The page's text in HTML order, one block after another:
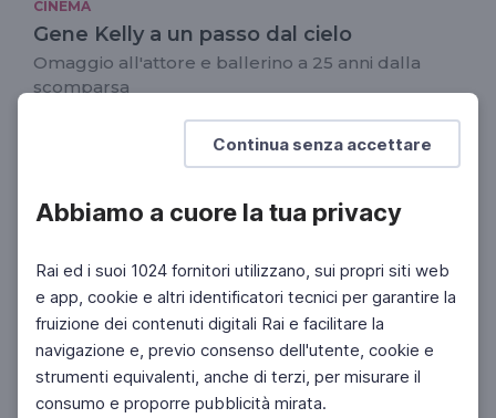
Continua senza accettare
Abbiamo a cuore la tua privacy
Rai ed i suoi 1024 fornitori utilizzano, sui propri siti web
e app, cookie e altri identificatori tecnici per garantire la
fruizione dei contenuti digitali Rai e facilitare la
navigazione e, previo consenso dell'utente, cookie e
strumenti equivalenti, anche di terzi, per misurare il
consumo e proporre pubblicità mirata.
CINEMA
Gene Kelly a un passo dal cielo
Omaggio all'attore e ballerino a 25 anni dalla
scomparsa
C'era una volta... Billy Wilder
A 20 anni dalla scomparsa del regista
hollywoodiano